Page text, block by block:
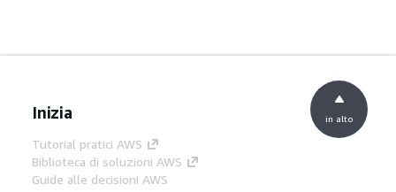
Inizia
Tutorial pratici AWS
Biblioteca di soluzioni AWS
Guide alle decisioni AWS
in alto